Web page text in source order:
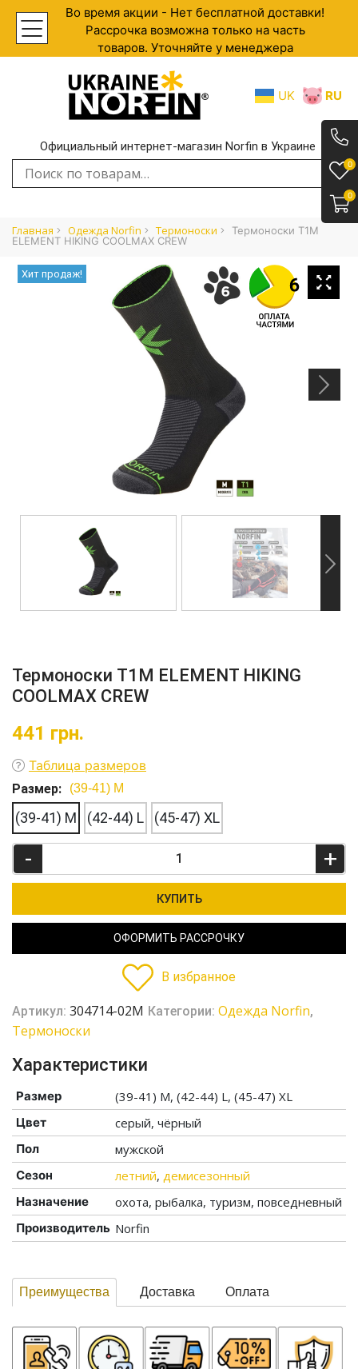
Во время акции - Нет бесплатной доставки!
Рассрочка возможна только на часть
товаров. Уточняйте у менеджера
UK RU
Официальный интернет-магазин Norfin в Украине
Искать:
Главная Одежда Norfin Термоноски
Термоноски T1M
ELEMENT HIKING COOLMAX CREW
0
0
Хит продаж!
Термоноски T1M ELEMENT HIKING
COOLMAX CREW
441 грн.
Таблица размеров
Размер: (39-41) M
(39-41) M (42-44) L (45-47) XL
- +
КУПИТЬ
ОФОРМИТЬ РАССРОЧКУ
В избранное
Артикул: 304714-02M Категории: Одежда Norfin,
Термоноски
Характеристики
Размер (39-41) M, (42-44) L, (45-47) XL
Цвет серый, чёрный
Пол мужской
Сезон летний, демисезонный
Назначение охота, рыбалка, туризм, повседневный
Производитель Norfin
Преимущества Доставка Оплата